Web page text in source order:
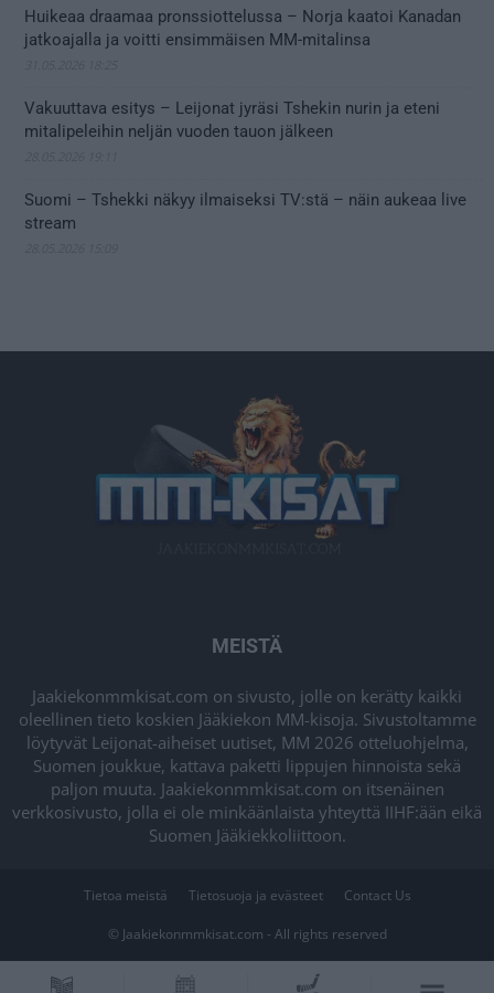
Huikeaa draamaa pronssiottelussa – Norja kaatoi Kanadan
jatkoajalla ja voitti ensimmäisen MM-mitalinsa
Vakuuttava esitys – Leijonat jyräsi Tshekin nurin ja eteni
mitalipeleihin neljän vuoden tauon jälkeen
Suomi – Tshekki näkyy ilmaiseksi TV:stä – näin aukeaa live
stream
MEISTÄ
Jaakiekonmmkisat.com on sivusto, jolle on kerätty kaikki
oleellinen tieto koskien Jääkiekon MM-kisoja. Sivustoltamme
löytyvät Leijonat-aiheiset uutiset, MM 2026 otteluohjelma,
Suomen joukkue, kattava paketti lippujen hinnoista sekä
paljon muuta. Jaakiekonmmkisat.com on itsenäinen
verkkosivusto, jolla ei ole minkäänlaista yhteyttä IIHF:ään eikä
Suomen Jääkiekkoliittoon.
Tietoa meistä Tietosuoja ja evästeet Contact Us
© Jaakiekonmmkisat.com - All rights reserved